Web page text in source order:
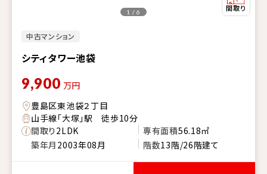
中古マンション
シティタワー池袋
1 / 6
9,900 万円
豊島区東池袋２丁目
山手線「大塚」駅 徒歩10分
間取り2LDK 専有面積56.18㎡
築年月 2003年08月 階数13階/26階建て